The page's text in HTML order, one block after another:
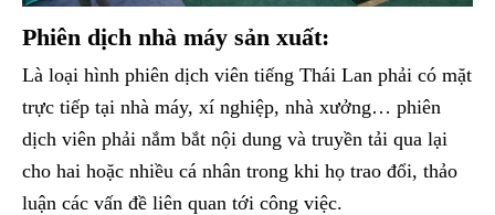
Phiên dịch nhà máy sản xuất:
Là loại hình phiên dịch viên tiếng Thái Lan phải có mặt
trực tiếp tại nhà máy, xí nghiệp, nhà xưởng… phiên
dịch viên phải nắm bắt nội dung và truyền tải qua lại
cho hai hoặc nhiều cá nhân trong khi họ trao đổi, thảo
luận các vấn đề liên quan tới công việc.